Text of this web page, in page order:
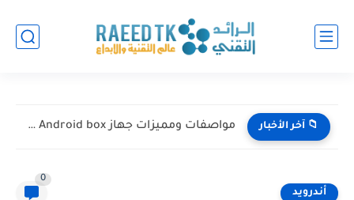
📁 آخر الأخبار مواصفات ومميزات جهاز VONTAR X3 Android box (مراجعة شاملة)...
أندرويد
0